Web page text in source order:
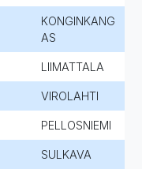
KONGINKANG
AS
LIIMATTALA
VIROLAHTI
PELLOSNIEMI
SULKAVA